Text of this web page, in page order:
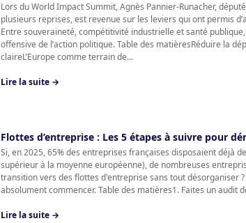
Lors du World Impact Summit, Agnès Pannier-Runacher,
plusieurs reprises, est revenue sur les leviers qui ont permis
Entre souveraineté, compétitivité industrielle et santé
offensive de l’action politique. Table des matièresRéduire la
claireL’Europe comme terrain de...
Lire la suite →
Flottes d’entreprise : Les 5 étapes à suivre pour
Si, en 2025, 65% des entreprises françaises disposaient déjà
supérieur à la moyenne européenne), de nombreuses
transition vers des flottes d'entreprise sans tout désorganiser
absolument commencer. Table des matières1. Faites un audit
Lire la suite →